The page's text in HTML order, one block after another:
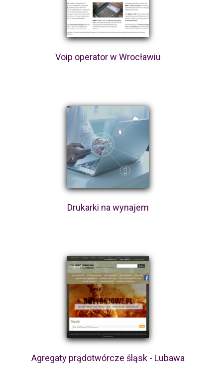
Voip operator w Wrocławiu
Drukarki na wynajem
Agregaty prądotwórcze śląsk - Lubawa